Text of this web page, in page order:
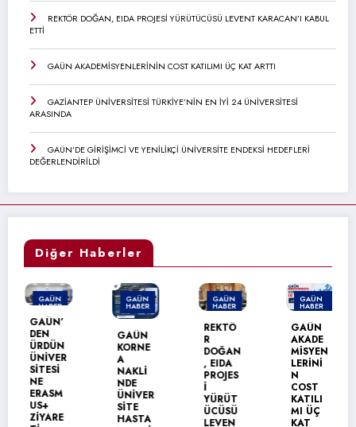
REKTÖR DOĞAN, EIDA PROJESİ YÜRÜTÜCÜSÜ LEVENT KARACAN’I KABUL
ETTİ
GAÜN AKADEMİSYENLERİNİN COST KATILIMI ÜÇ KAT ARTTI
GAZİANTEP ÜNİVERSİTESİ TÜRKİYE’NİN EN İYİ 24 ÜNİVERSİTESİ
ARASINDA
GAÜN’DE GİRİŞİMCİ VE YENİLİKÇİ ÜNİVERSİTE ENDEKSİ HEDEFLERİ
DEĞERLENDİRİLDİ
Diğer Haberler
GAÜN
HABER
GAÜN’
ÜRDÜN
ÜNİVER
SİTESİ
ERASM
ZİYARE
GAÜN
HABER
GAÜN
KORNE
NAKLİ
ÜNİVER
HASTA
GAÜN
HABER
REKTÖ
DOĞAN
, EIDA
PROJES
YÜRÜT
ÜCÜSÜ
LEVEN
GAÜN
HABER
MANŞET
GAÜN
AKADE
MİSYEN
LERİNİ
COST
KATILI
MI ÜÇ